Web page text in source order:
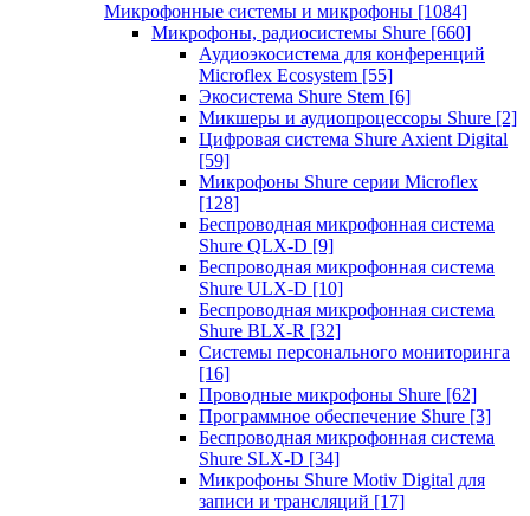
Микрофонные системы и микрофоны [1084]
Микрофоны, радиосистемы Shure [660]
Аудиоэкосистема для конференций
Microflex Ecosystem [55]
Экосистема Shure Stem [6]
Микшеры и аудиопроцессоры Shure [2]
Цифровая система Shure Axient Digital
[59]
Микрофоны Shure серии Microflex
[128]
Беспроводная микрофонная система
Shure QLX-D [9]
Беспроводная микрофонная система
Shure ULX-D [10]
Беспроводная микрофонная система
Shure BLX-R [32]
Системы персонального мониторинга
[16]
Проводные микрофоны Shure [62]
Программное обеспечение Shure [3]
Беспроводная микрофонная система
Shure SLX-D [34]
Микрофоны Shure Motiv Digital для
записи и трансляций [17]